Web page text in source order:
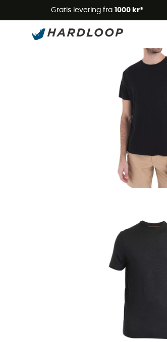
Gratis levering fra 1000 kr*